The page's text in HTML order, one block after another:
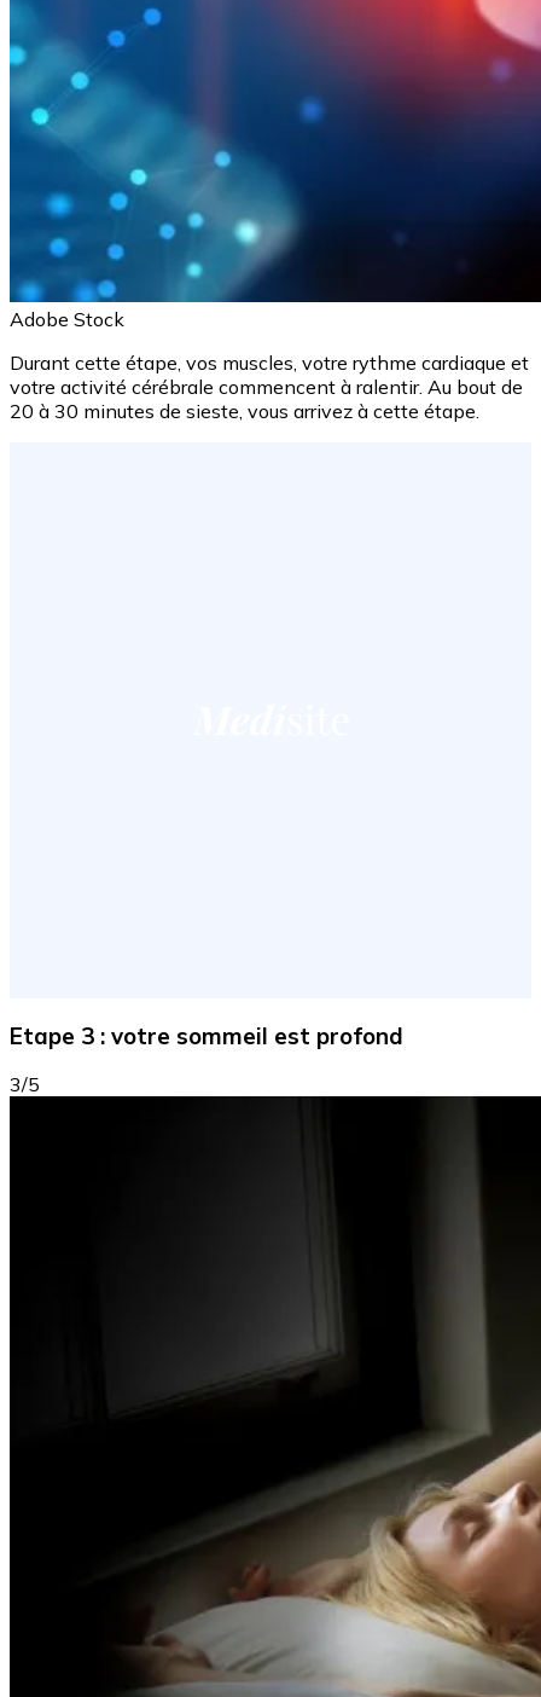
Adobe Stock
Durant cette étape, vos muscles, votre rythme cardiaque et
votre activité cérébrale commencent à ralentir. Au bout de
20 à 30 minutes de sieste, vous arrivez à cette étape.
Etape 3 : votre sommeil est profond
3/5